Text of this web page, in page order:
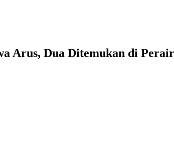
Arus, Dua Ditemukan di